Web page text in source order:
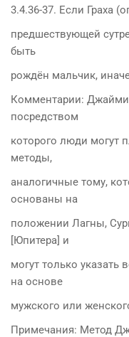
3.4.36-37. Если Граха
предшествующей
быть
рождён мальчик,
Комментарии:
посредством
которого люди могут
методы,
аналогичные тому,
основаны на
положении Лагны,
[Юпитера] и
могут только указать
на основе
мужского или
Примечания: Метод